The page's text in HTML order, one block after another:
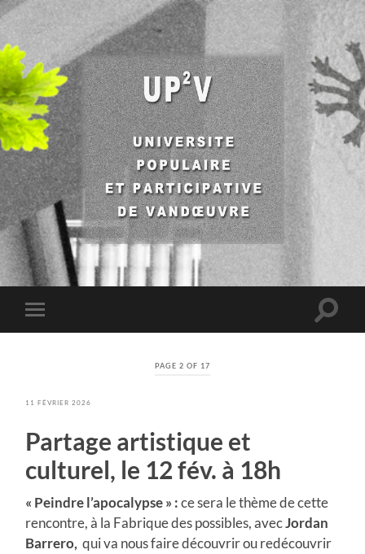
UP2V
Toggle
mobile
Toggle
PAGE 2 OF 17
11 FÉVRIER 2026
Partage artistique et
culturel, le 12 fév. à 18h
« Peindre l’apocalypse » :ce sera le thème de cette
rencontre, à la Fabrique des possibles, avecJordan
Barrero,qui va nous faire découvrir ou redécouvrir